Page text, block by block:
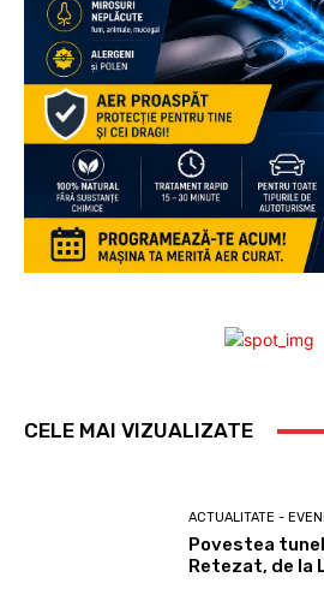
CELE MAI VIZUALIZATE
ACTUALITATE -
Povestea
Retezat, de la